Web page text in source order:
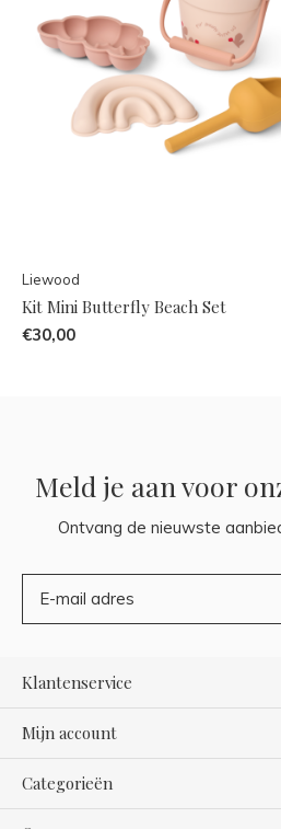
Liewood
Kit Mini Butterfly Beach Set
€30,00
Meld je aan voor
Ontvang de nieuwste
Klantenservice
Mijn account
Categorieën